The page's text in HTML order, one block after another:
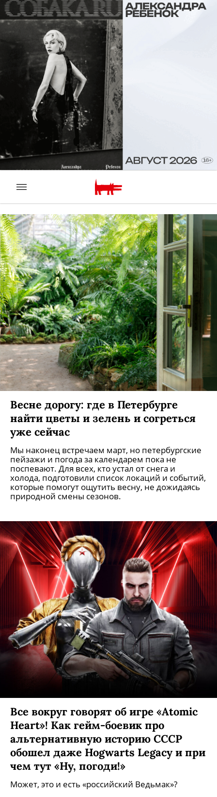
Весне дорогу: где в Петербурге
найти цветы и зелень и согреться
уже сейчас
Мы наконец встречаем март, но петербургские
пейзажи и погода за календарем пока не
поспевают. Для всех, кто устал от снега и
холода, подготовили список локаций и событий,
которые помогут ощутить весну, не дожидаясь
природной смены сезонов.
Все вокруг говорят об игре «Atomic
Heart»! Как гейм-боевик про
альтернативную историю СССР
обошел даже Hogwarts Legacy и при
чем тут «Ну, погоди!»
Может, это и есть «российский Ведьмак»?